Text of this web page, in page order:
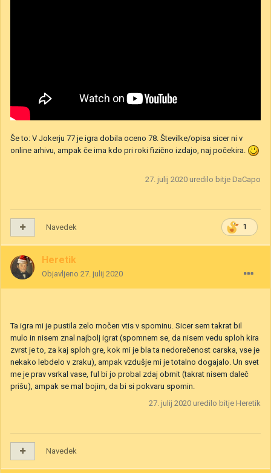
Še to: V Jokerju 77 je igra dobila oceno 78. Številke/opisa sicer ni v
online arhivu, ampak če ima kdo pri roki fizično izdajo, naj počekira.
27. julij 2020 uredilo bitje DaCapo
1
Navedek
Heretik
Objavljeno 27. julij 2020
Ta igra mi je pustila zelo močen vtis v spominu. Sicer sem takrat bil
mulo in nisem znal najbolj igrat (spomnem se, da nisem vedu sploh kira
zvrst je to, za kaj sploh gre, kok mi je bla ta nedorečenost carska, vse je
nekako lebdelo v zraku), ampak vzdušje mi je totalno dogajalo. Un svet
me je prav vsrkal vase, ful bi jo probal zdaj obrnit (takrat nisem daleč
prišu), ampak se mal bojim, da bi si pokvaru spomin.
27. julij 2020 uredilo bitje Heretik
Navedek